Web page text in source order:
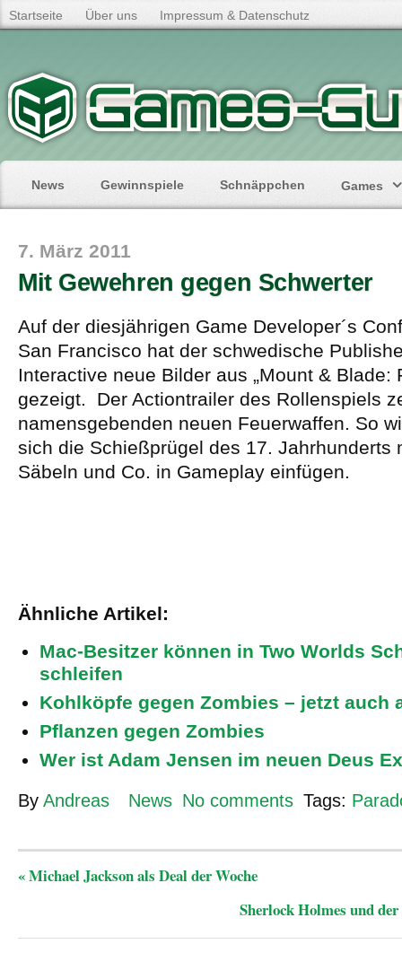
Startseite Über uns Impressum & Datenschutz
News Gewinnspiele Schnäppchen Games
7. März 2011
Mit Gewehren gegen Schwerter
Auf der diesjährigen Game Developer´s
San Francisco hat der schwedische
Interactive neue Bilder aus „Mount & Blade:
gezeigt. Der Actiontrailer des Rollenspiels
namensgebenden neuen Feuerwaffen. So
sich die Schießprügel des 17. Jahrhunderts
Säbeln und Co. in Gameplay einfügen.
Ähnliche Artikel:
Mac-Besitzer können in Two Worlds
schleifen
Kohlköpfe gegen Zombies – jetzt auch
Pflanzen gegen Zombies
Wer ist Adam Jensen im neuen Deus
By Andreas News No comments Tags:
«Michael Jackson als Deal der Woche
Sherlock Holmes und